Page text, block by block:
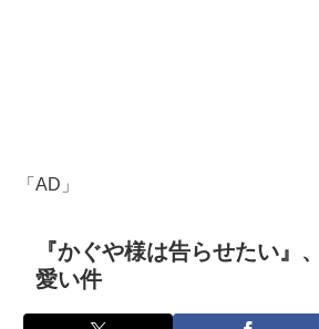
「AD」
『かぐや様は告らせたい』
愛い件